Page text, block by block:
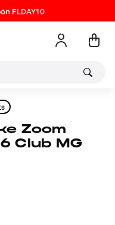
FLDAY10
Club MG